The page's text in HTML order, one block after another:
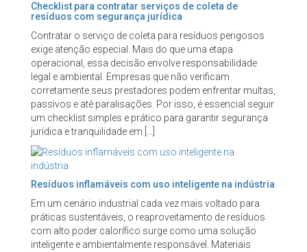
Checklist para contratar serviços de coleta de
resíduos com segurança jurídica
Contratar o serviço de coleta para resíduos perigosos
exige atenção especial. Mais do que uma etapa
operacional, essa decisão envolve responsabilidade
legal e ambiental. Empresas que não verificam
corretamente seus prestadores podem enfrentar multas,
passivos e até paralisações. Por isso, é essencial seguir
um checklist simples e prático para garantir segurança
jurídica e tranquilidade em […]
Resíduos inflamáveis com uso inteligente na indústria
Em um cenário industrial cada vez mais voltado para
práticas sustentáveis, o reaproveitamento de resíduos
com alto poder calorífico surge como uma solução
inteligente e ambientalmente responsável. Materiais